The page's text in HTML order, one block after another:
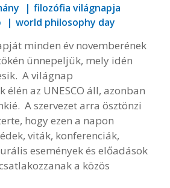
filozófia világnapja
world philosophy day
minden év novemberének
ünnepeljük, mely idén
A világnap
élén az UNESCO áll, azonban
A szervezet arra ösztönzi
hogy ezen a napon
viták, konferenciák,
események és előadások
a közös